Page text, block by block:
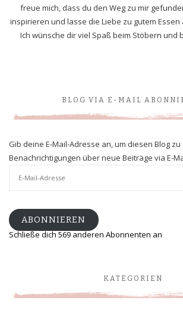
freue mich, dass du den Weg zu mir
inspirieren und lasse die Liebe zu gutem Essen
Ich wünsche dir viel Spaß beim Stöbern und
BLOG VIA E-MAIL
Gib deine E-Mail-Adresse an, um diesen Blog
Benachrichtigungen über neue Beiträge via E-
ABONNIEREN
Schließe dich 569 anderen Abonnenten an
KATEGORIEN